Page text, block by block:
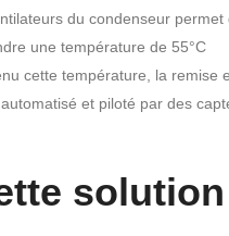
du condenseur
une température de 55°C
cette température, la remise
et piloté par des
solution